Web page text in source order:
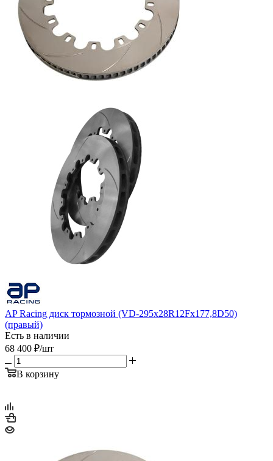
AP Racing диск тормозной (VD-295x28R12Fx177,8D50)
(правый)
Есть в наличии
68 400 ₽/шт
В корзину